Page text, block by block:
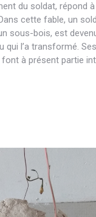
du soldat, répond
cette fable, un
sous-bois, est
qui l’a transformé.
à présent partie